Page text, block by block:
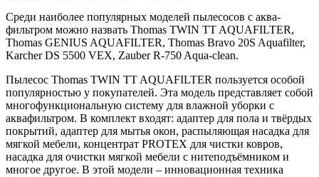
Среди наиболее популярных моделей пылесосов с аква-
фильтром можно назвать Thomas TWIN TT AQUAFILTER,
Thomas GENIUS AQUAFILTER, Thomas Bravo 20S Aquafilter,
Karcher DS 5500 VEX, Zauber R-750 Aqua-clean.
Пылесос Thomas TWIN TT AQUAFILTER пользуется особой
популярностью у покупателей. Эта модель представляет собой
многофункциональную систему для влажной уборки с
аквафильтром. В комплект входят: адаптер для пола и твёрдых
покрытий, адаптер для мытья окон, распыляющая насадка для
мягкой мебели, концентрат PROTEX для чистки ковров,
насадка для очистки мягкой мебели с нитеподъёмником и
многое другое. В этой модели – инновационная техника